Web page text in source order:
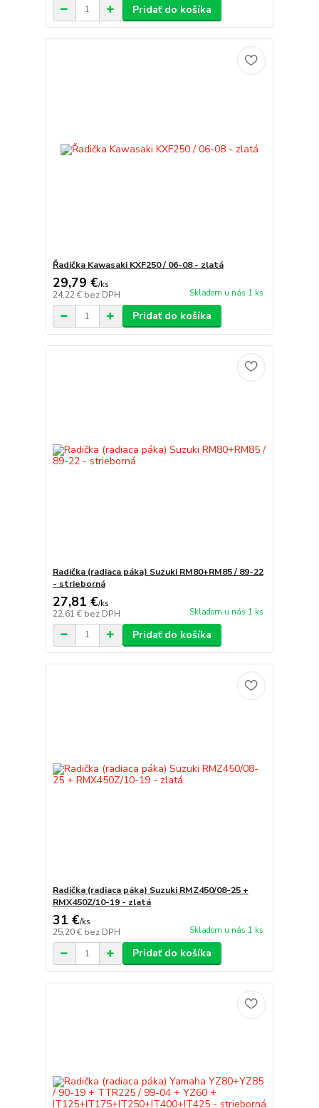
Pridať do košíka
Řadička Kawasaki KXF250 / 06-08 - zlatá
29,79 €/ks
24,22 € bez DPH Skladom u nás 1 ks
Pridať do košíka
Radička (radiaca páka) Suzuki RM80+RM85 / 89-22
- strieborná
27,81 €/ks
22,61 € bez DPH Skladom u nás 1 ks
Pridať do košíka
Radička (radiaca páka) Suzuki RMZ450/08-25 +
RMX450Z/10-19 - zlatá
31 €/ks
25,20 € bez DPH Skladom u nás 1 ks
Pridať do košíka